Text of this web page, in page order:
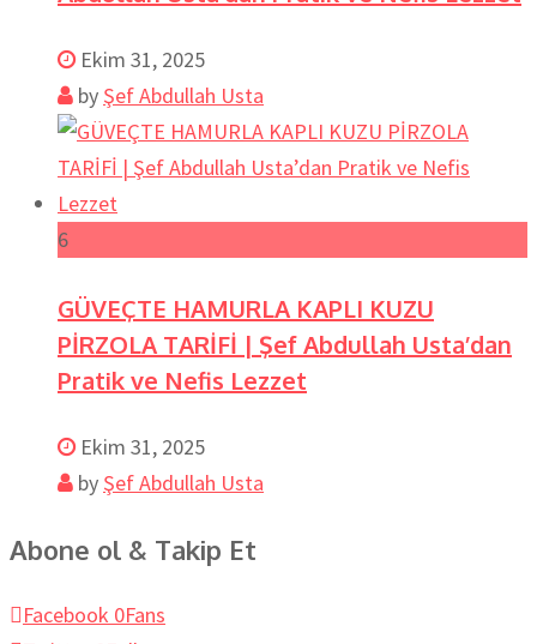
Ekim 31, 2025
by Şef Abdullah Usta
6
GÜVEÇTE HAMURLA KAPLI KUZU
PİRZOLA TARİFİ | Şef Abdullah Usta’dan
Pratik ve Nefis Lezzet
Ekim 31, 2025
by Şef Abdullah Usta
Abone ol & Takip Et
Facebook 0Fans